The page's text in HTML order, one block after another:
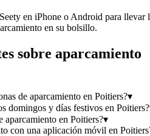
en iPhone o Android para llevar
en su bolsillo.
sobre aparcamiento
de aparcamiento en Poitiers?▾
domingos y días festivos en Poitiers?
aparcamiento en Poitiers?▾
con una aplicación móvil en